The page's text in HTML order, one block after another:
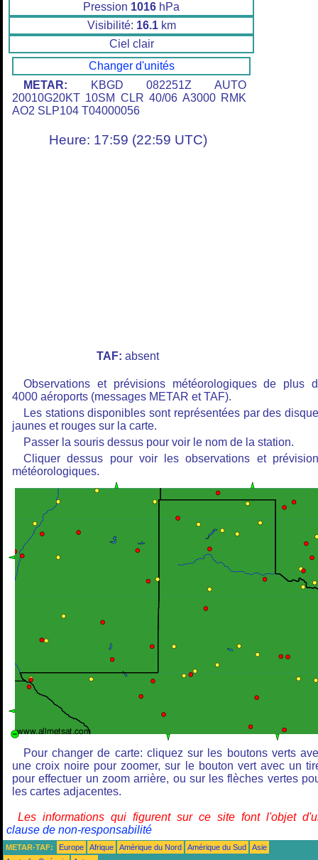
Pression 1016 hPa
Visibilité: 16.1km
Ciel clair
Changer d'unités
METAR: KBGD 082251Z AUTO
20010G20KT 10SM CLR 40/06 A3000 RMK
AO2 SLP104 T04000056
Heure: 17:59 (22:59 UTC)
TAF: absent
Observations et prévisions météorologiques de plus
4000 aéroports (messages METAR et TAF).
Les stations disponibles sont représentées par des
jaunes et rouges sur la carte.
Passer la souris dessus pour voir le nom de la station.
Cliquer dessus pour voir les observations et
météorologiques.
Pour changer de carte: cliquez sur les boutons verts
une croix noire pour zoomer, sur le bouton vert avec un
pour effectuer un zoom arrière, ou sur les flèches vertes
les cartes adjacentes.
Les informations qui figurent sur ce site font l'objet
clause de non-responsabilité
METAR-TAF: Europe Afrique Amérique du Nord Amérique du Sud
Asie